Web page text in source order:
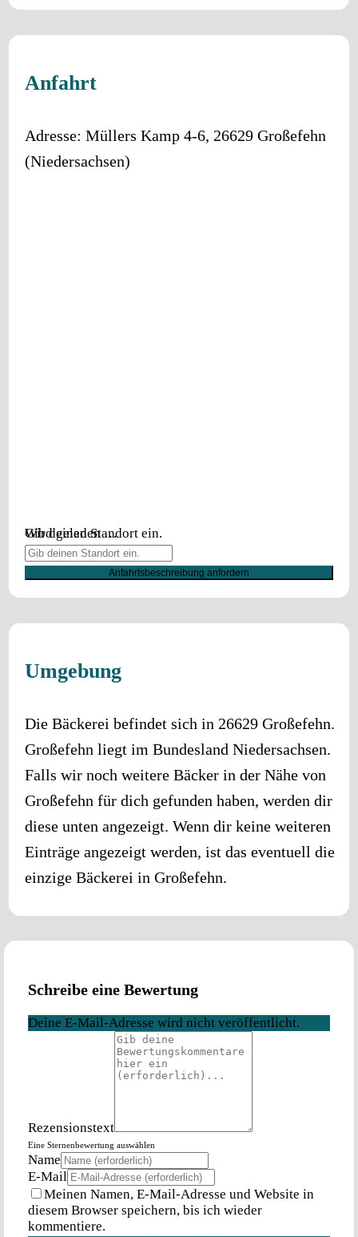
Anfahrt
Adresse: Müllers Kamp 4-6, 26629 Großefehn
(Niedersachsen)
Wird geladen …
Gib deinen Standort ein.
Anfahrtsbeschreibung anfordern
Umgebung
Die Bäckerei befindet sich in 26629 Großefehn.
Großefehn liegt im Bundesland Niedersachsen.
Falls wir noch weitere Bäcker in der Nähe von
Großefehn für dich gefunden haben, werden dir
diese unten angezeigt. Wenn dir keine weiteren
Einträge angezeigt werden, ist das eventuell die
einzige Bäckerei in Großefehn.
Schreibe eine Bewertung
Deine E-Mail-Adresse wird nicht veröffentlicht.
Rezensionstext
Eine Sternenbewertung auswählen
Name
E-Mail
Meinen Namen, E-Mail-Adresse und Website in
diesem Browser speichern, bis ich wieder
kommentiere.